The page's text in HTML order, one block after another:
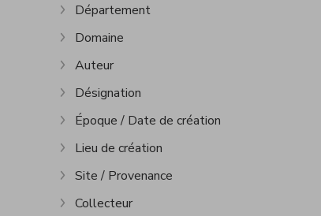
Afficher plus
Département
Afficher plus
Domaine
Afficher plus
Auteur
Afficher plus
Désignation
Afficher plus
Époque / Date de création
Afficher plus
Lieu de création
Afficher plus
Site / Provenance
Afficher plus
Collecteur